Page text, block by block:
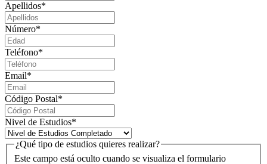
Apellidos*
Número*
Teléfono*
Email*
Código Postal*
Nivel de Estudios*
Este campo está oculto cuando se visualiza el formulario
¿Qué tipo de estudios quieres realizar?